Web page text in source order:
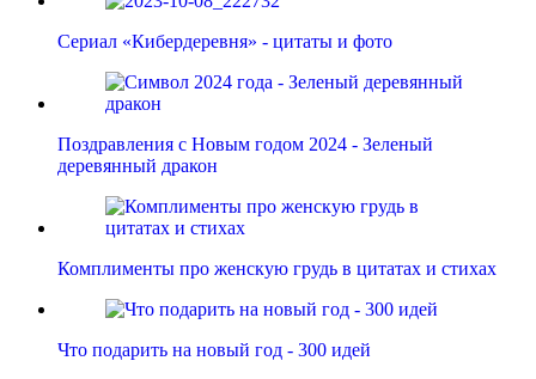
Сериал «Кибердеревня» - цитаты и фото
Поздравления с Новым годом 2024 - Зеленый
деревянный дракон
Комплименты про женскую грудь в цитатах и стихах
Что подарить на новый год - 300 идей